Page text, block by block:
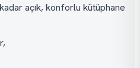
açık, konforlu kütüphane